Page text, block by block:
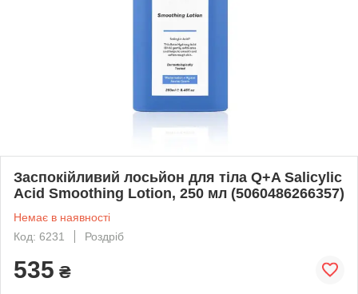
Заспокійливий лосьйон для тіла Q+A Salicylic
Acid Smoothing Lotion, 250 мл (5060486266357)
Немає в наявності
Код: 6231
Роздріб
535 ₴